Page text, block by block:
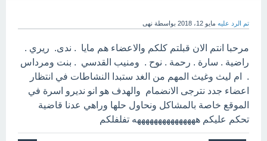
تم الرد عليه مايو 12، 2018 بواسطة نهى
مرحبا انتم الان قبلتم كلكم والاعضاء هم مايا . ندى. ريري .
راضية . سارة . رحمة . نوح . ومنيب القدسي . بنت ومرداس
. ام ليث وغيث المهم من الغد ستبدا النشاطات في انتظار
اعضاء جدد نترجى الانضمام والهدف هو انو نديرو اسرة في
الموقع خاصة بالمشاكل ونحاول حلها وراهي عدنا قاضية
تحكم عليكم هههههههههههههههه تفلفلكم